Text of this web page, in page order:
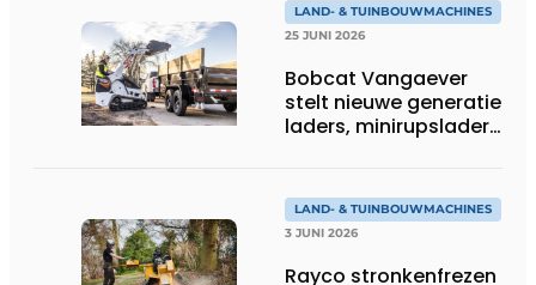
LAND- & TUINBOUWMACHINES
25 JUNI 2026
Bobcat Vangaever
stelt nieuwe generatie
laders, minirupsladers
LAND- & TUINBOUWMACHINES
3 JUNI 2026
Rayco stronkenfrezen